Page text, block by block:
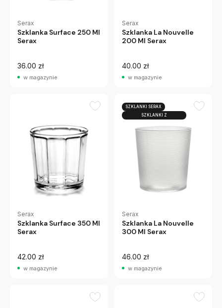
Serax
Szklanka Surface 250 Ml
Serax
36.00 zł
w magazynie
Serax
Szklanka La Nouvelle
200 Ml Serax
40.00 zł
w magazynie
Serax
Szklanka Surface 350 Ml
Serax
42.00 zł
w magazynie
SZKLANKI SERAX
SZKLANKI Z
Serax
Szklanka La Nouvelle
300 Ml Serax
46.00 zł
w magazynie